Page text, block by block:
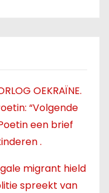
OEKRAÏNE.
“Volgende
een brief
.
migrant hield
spreekt van